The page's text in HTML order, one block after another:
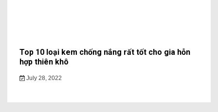
Top 10 loại kem chống nắng rất tốt cho gia hỗn
hợp thiên khô
July 28, 2022